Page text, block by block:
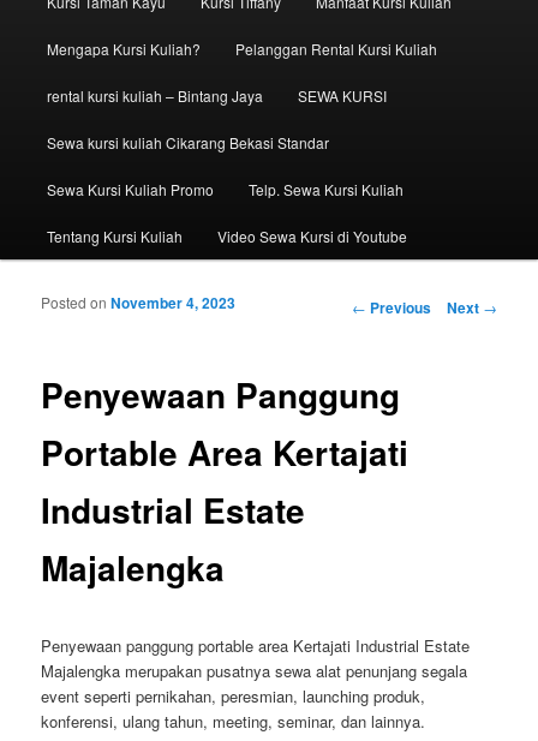
Mengapa Kursi Kuliah? Pelanggan Rental Kursi Kuliah
rental kursi kuliah – Bintang Jaya SEWA KURSI
Sewa kursi kuliah Cikarang Bekasi Standar
Sewa Kursi Kuliah Promo Telp. Sewa Kursi Kuliah
Tentang Kursi Kuliah Video Sewa Kursi di Youtube
Post navigation
← Previous Next →
Penyewaan Panggung
Portable Area Kertajati
Industrial Estate
Majalengka
Posted onNovember 4, 2023
Penyewaan panggung portable area Kertajati Industrial Estate
Majalengka merupakan pusatnya sewa alat penunjang segala
event seperti pernikahan, peresmian, launching produk,
konferensi, ulang tahun, meeting, seminar, dan lainnya.